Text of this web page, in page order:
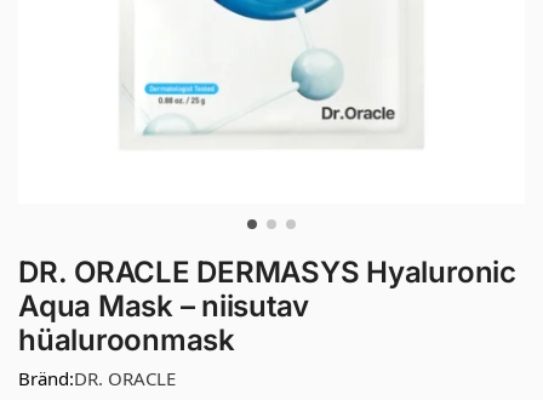
DR. ORACLE DERMASYS Hyaluronic
Aqua Mask – niisutav
hüaluroonmask
Bränd:DR. ORACLE